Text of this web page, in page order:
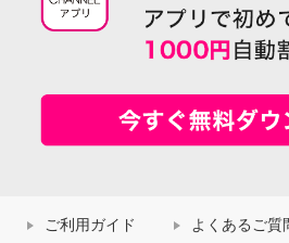
ご利用ガイド よくあるご質